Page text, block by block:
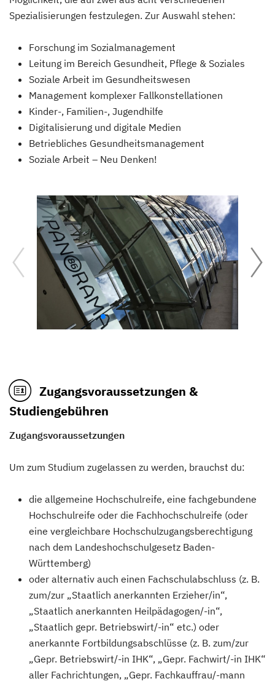
Spezialisierungen festzulegen. Zur Auswahl stehen:
Forschung im Sozialmanagement
Leitung im Bereich Gesundheit, Pflege & Soziales
Soziale Arbeit im Gesundheitswesen
Management komplexer Fallkonstellationen
Kinder-, Familien-, Jugendhilfe
Digitalisierung und digitale Medien
Betriebliches Gesundheitsmanagement
Soziale Arbeit – Neu Denken!
Zugangsvoraussetzungen &
Studiengebühren
Zugangsvoraussetzungen
Um zum Studium zugelassen zu werden, brauchst du:
die allgemeine Hochschulreife, eine fachgebundene
Hochschulreife oder die Fachhochschulreife (oder
eine vergleichbare Hochschulzugangsberechtigung
nach dem Landeshochschulgesetz Baden-
Württemberg)
oder alternativ auch einen Fachschulabschluss (z. B.
zum/zur „Staatlich anerkannten Erzieher/in“,
„Staatlich anerkannten Heilpädagogen/-in“,
„Staatlich gepr. Betriebswirt/-in“ etc.) oder
anerkannte Fortbildungsabschlüsse (z. B. zum/zur
„Gepr. Betriebswirt/-in IHK“, „Gepr. Fachwirt/-in IHK“
aller Fachrichtungen, „Gepr. Fachkauffrau/-mann